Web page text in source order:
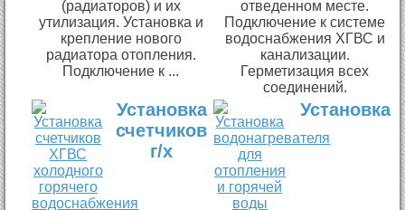
(радиаторов) и их
утилизация. Установка и
крепление нового
радиатора отопления.
Подключение к ...
отведенном месте.
Подключение к системе
водоснабжения ХГВС и
канализации.
Герметизация всех
соединений.
Установка
счетчиков
г/х
Установка